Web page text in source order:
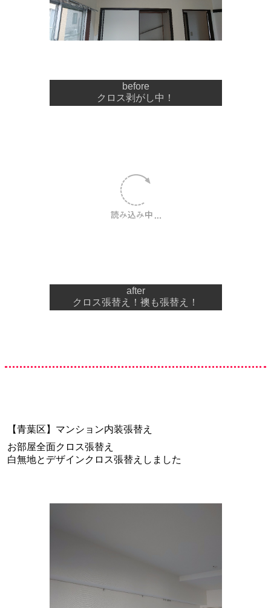
before
クロス剥がし中！
after
クロス張替え！襖も張替え！
【青葉区】マンション内装張替え
お部屋全面クロス張替え
白無地とデザインクロス張替えしました